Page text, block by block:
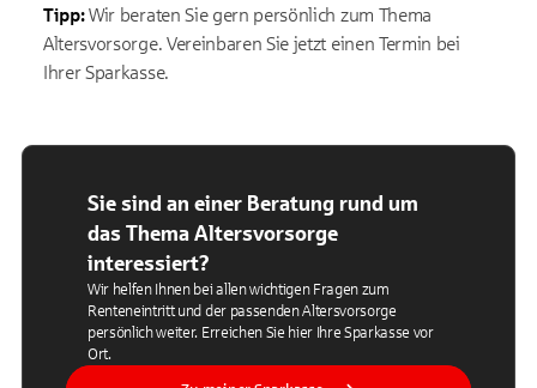
Tipp:Wir beraten Sie gern persönlich zum Thema
Altersvorsorge. Vereinbaren Sie jetzt einen Termin bei
Ihrer Sparkasse.
Sie sind an einer Beratung rund um
das Thema Altersvorsorge
interessiert?
Wir helfen Ihnen bei allen wichtigen Fragen zum
Renteneintritt und der passenden Altersvorsorge
persönlich weiter. Erreichen Sie hier Ihre Sparkasse vor
Ort.